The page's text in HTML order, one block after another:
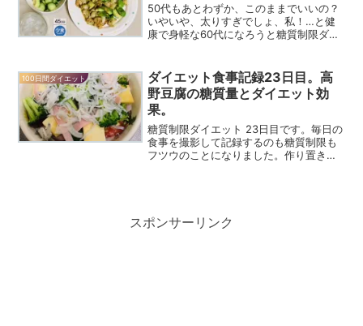
50代もあとわずか、このままでいいの？
いやいや、太りすぎでしょ、私！…と健
康で身軽な60代になろうと糖質制限ダイ
トパターンでは食事をつくらなくなると
挫折します。食事の管...
100日間ダイエット
ダイエット食事記録23日目。高
野豆腐の糖質量とダイエット効
果。
糖質制限ダイエット 23日目です。毎日の
食事を撮影して記録するのも糖質制限も
フツウのことになりました。作り置きお
スポンサーリンク